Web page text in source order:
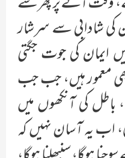
کی شادابی سے سرشار
کی جوت جگتی
معمور ہیں، جب جب
کی آنکھوں میں
اب یہ آسان نہیں کہ